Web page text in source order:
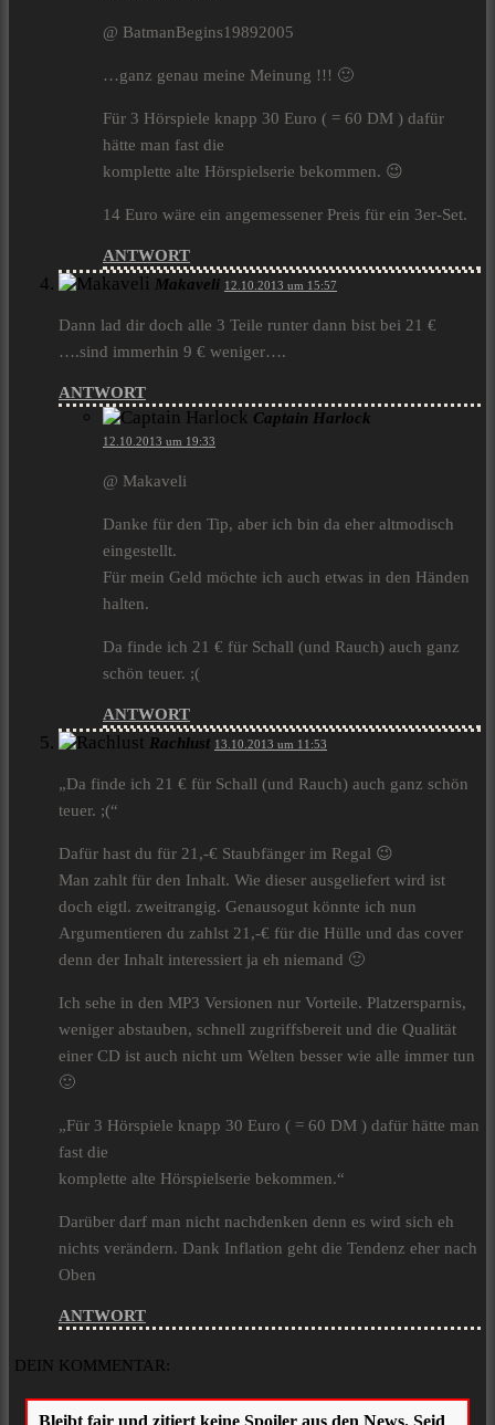
@ BatmanBegins19892005
…ganz genau meine Meinung !!! 🙂
Für 3 Hörspiele knapp 30 Euro ( = 60 DM ) dafür
hätte man fast die
komplette alte Hörspielserie bekommen. 😉
14 Euro wäre ein angemessener Preis für ein 3er-Set.
ANTWORT
Makaveli 12.10.2013 um 15:57
Dann lad dir doch alle 3 Teile runter dann bist bei 21 €
….sind immerhin 9 € weniger….
ANTWORT
Captain Harlock
12.10.2013 um 19:33
@ Makaveli
Danke für den Tip, aber ich bin da eher altmodisch
eingestellt.
Für mein Geld möchte ich auch etwas in den Händen
halten.
Da finde ich 21 € für Schall (und Rauch) auch ganz
schön teuer. ;(
ANTWORT
Rachlust 13.10.2013 um 11:53
„Da finde ich 21 € für Schall (und Rauch) auch ganz schön
teuer. ;(“
Dafür hast du für 21,-€ Staubfänger im Regal 😉
Man zahlt für den Inhalt. Wie dieser ausgeliefert wird ist
doch eigtl. zweitrangig. Genausogut könnte ich nun
Argumentieren du zahlst 21,-€ für die Hülle und das cover
denn der Inhalt interessiert ja eh niemand 🙂
Ich sehe in den MP3 Versionen nur Vorteile. Platzersparnis,
weniger abstauben, schnell zugriffsbereit und die Qualität
einer CD ist auch nicht um Welten besser wie alle immer tun
🙂
„Für 3 Hörspiele knapp 30 Euro ( = 60 DM ) dafür hätte man
fast die
komplette alte Hörspielserie bekommen.“
Darüber darf man nicht nachdenken denn es wird sich eh
nichts verändern. Dank Inflation geht die Tendenz eher nach
Oben
ANTWORT
DEIN KOMMENTAR: